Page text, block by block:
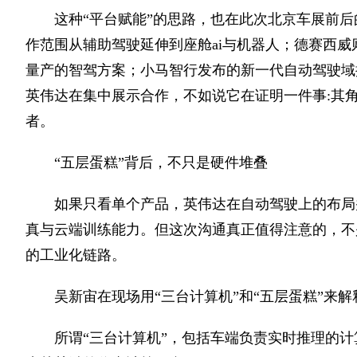
这种“平台赋能”的思路，也在此次北京车展前
作范围从辅助驾驶延伸到座舱ai与机器人；德赛西威
量产的智驾方案；小马智行发布的新一代自动驾驶
英伟达在集中展示合作，不如说它在证明一件事:其
者。
“五层蛋糕”背后，不只是硬件堆叠
如果只看单个产品，英伟达在自动驾驶上的布
真与云端训练能力。但这次沟通真正值得注意的，
的工业化链路。
吴新宙在现场用“三台计算机”和“五层蛋糕”来
所谓“三台计算机”，包括车端负责实时推理的